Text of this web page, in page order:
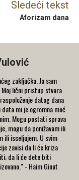
Sledeći tekst
Aforizam dana
zaključka. Ja sam
Moj lični pristup stvara
datog dana
mi je ogromna moć
Mogu postati sprava
mogu da ponižavam ili
ili isceljujem. U svim
zavisi da li će kriza
da li će dete biti
- Haim Ginat